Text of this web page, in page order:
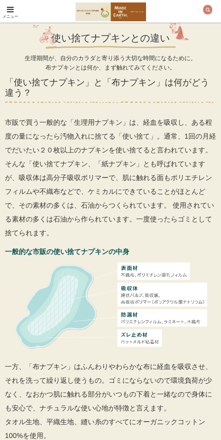
オーガニックコットン
製品と布ナプキン メ
イド・イン・アース
メニュー
使い捨てナプキンとの違い
生理期間が、自分のカラダと寄り添う大切な時間になるために。
布ナプキンとは何か、まず触れてみてください。
「使い捨てナプキン」と「布ナプキン」は何がどう
違う？
市販で買う一般的な「生理用ナプキン」は、経血を吸収し、ある程
度の量になったら汚物入れに捨てる「使い捨て」。通常、1回の月経
でだいたい２０枚以上のナプキンを使い捨てると言われています。
そんな「使い捨てナプキン、「紙ナプキン」とも呼ばれています
が、吸収体は高分子吸収ポリマーで、肌に触れる面もポリエチレン
フィルムや不織布などで、ケミカルにできていることがほとんど
で、その素材の多くは、石油からつくられています。 使用されてい
る素材の多くは石油から作られています。一度使ったらゴミとして
捨てられます。
一般的な市販の使い捨てナプキンの中身
一方、「布ナプキン」はふんわりやわらかな布に経血を吸収させ、
それを洗って繰り返し使うもの。ゴミにならないので環境負荷が少
なく、なおかつ肌に触れる部分がいつもの下着と一緒なので身体に
も安心で、ナチュラルな使い心地が特徴と言えます。
タオル生地、平織生地、縫い糸のすべてにオーガニックコットン
100%を使用。